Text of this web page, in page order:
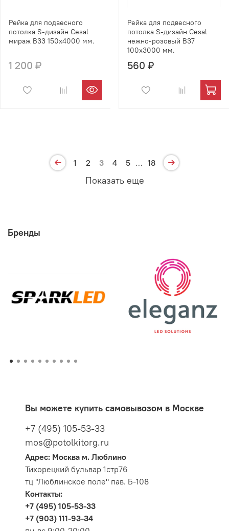
Рейка для подвесного
потолка S-дизайн Cesal
мираж B33 150х4000 мм.
1 200 ₽
Рейка для подвесного
потолка S-дизайн Cesal
нежно-розовый B37
100х3000 мм.
560 ₽
1 2 3 4 5 … 18
Показать еще
Бренды
Вы можете купить самовывозом в Москве
+7 (495) 105-53-33
mos@potolkitorg.ru
Адрес: Москва м. Люблино
Тихорецкий бульвар 1стр76
тц "Люблинское поле" пав. Б-108
Контакты:
+7 (495) 105-53-33
+7 (903) 111-93-34